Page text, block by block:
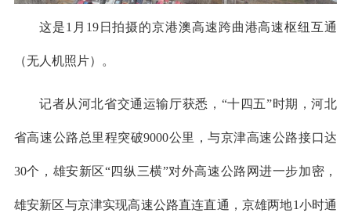
这是1月19日拍摄的京港澳高速跨曲港高速枢纽互通
（无人机照片）。
记者从河北省交通运输厅获悉，“十四五”时期，河北
省高速公路总里程突破9000公里，与京津高速公路接口达
30个，雄安新区“四纵三横”对外高速公路网进一步加密，
雄安新区与京津实现高速公路直连直通，京雄两地1小时通